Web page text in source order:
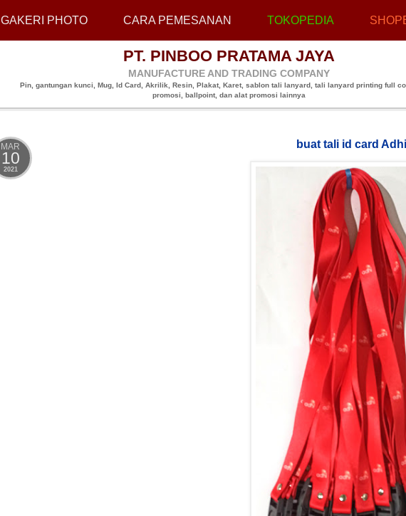
GAKERI PHOTO CARA PEMESANAN TOKOPEDIA
PT. PINBOO PRATAMA JAYA
MANUFACTURE AND TRADING COMPANY
Pin, gantungan kunci, Mug, Id Card, Akrilik, Resin, Plakat, Karet, sablon tali lanyard, tali lanyard printing full
promosi, ballpoint, dan alat promosi lainnya
MAR
10
2021
buat tali id card Adhi